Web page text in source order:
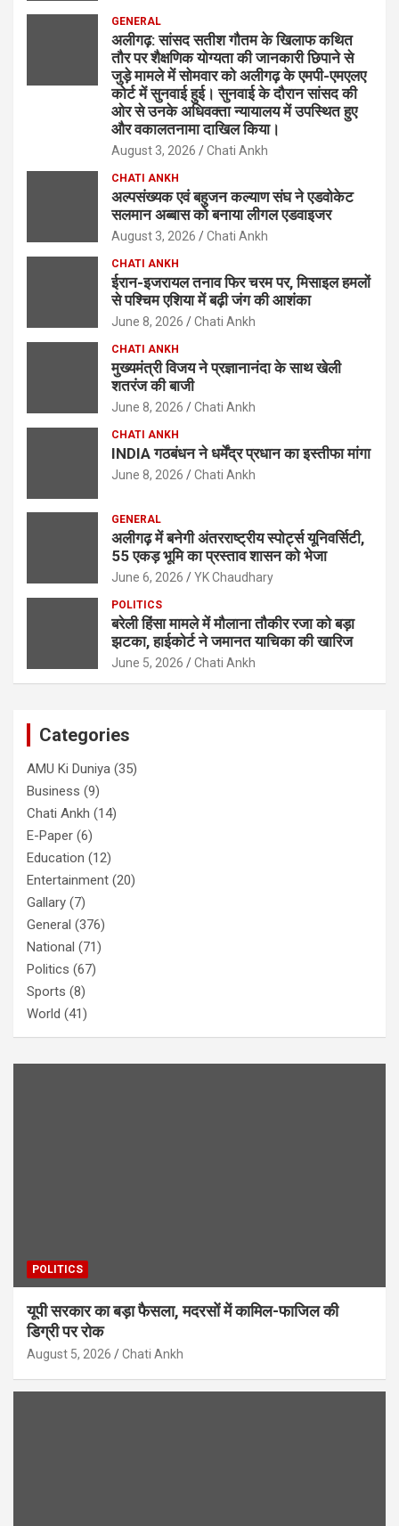
GENERAL
अलीगढ़: सांसद सतीश गौतम के खिलाफ कथित
तौर पर शैक्षणिक योग्यता की जानकारी छिपाने से
जुड़े मामले में सोमवार को अलीगढ़ के एमपी-एमएलए
कोर्ट में सुनवाई हुई। सुनवाई के दौरान सांसद की
ओर से उनके अधिवक्ता न्यायालय में उपस्थित हुए
और वकालतनामा दाखिल किया।
August 3, 2026 Chati Ankh
CHATI ANKH
अल्पसंख्यक एवं बहुजन कल्याण संघ ने एडवोकेट
सलमान अब्बास को बनाया लीगल एडवाइजर
August 3, 2026 Chati Ankh
CHATI ANKH
ईरान-इजरायल तनाव फिर चरम पर, मिसाइल हमलों
से पश्चिम एशिया में बढ़ी जंग की आशंका
June 8, 2026 Chati Ankh
CHATI ANKH
मुख्यमंत्री विजय ने प्रज्ञानानंदा के साथ खेली
शतरंज की बाजी
June 8, 2026 Chati Ankh
CHATI ANKH
INDIA गठबंधन ने धर्मेंद्र प्रधान का इस्तीफा मांगा
June 8, 2026 Chati Ankh
GENERAL
अलीगढ़ में बनेगी अंतरराष्ट्रीय स्पोर्ट्स यूनिवर्सिटी,
55 एकड़ भूमि का प्रस्ताव शासन को भेजा
June 6, 2026 YK Chaudhary
POLITICS
बरेली हिंसा मामले में मौलाना तौकीर रजा को बड़ा
झटका, हाईकोर्ट ने जमानत याचिका की खारिज
June 5, 2026 Chati Ankh
Categories
AMU Ki Duniya (35)
Business (9)
Chati Ankh (14)
E-Paper (6)
Education (12)
Entertainment (20)
Gallary (7)
General (376)
National (71)
Politics (67)
Sports (8)
World (41)
POLITICS
यूपी सरकार का बड़ा फैसला, मदरसों में कामिल-फाजिल की
डिग्री पर रोक
August 5, 2026 Chati Ankh